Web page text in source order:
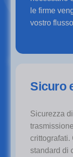
le firme
vostro
Sicuro
Sicurezza
crittografati.
standard di